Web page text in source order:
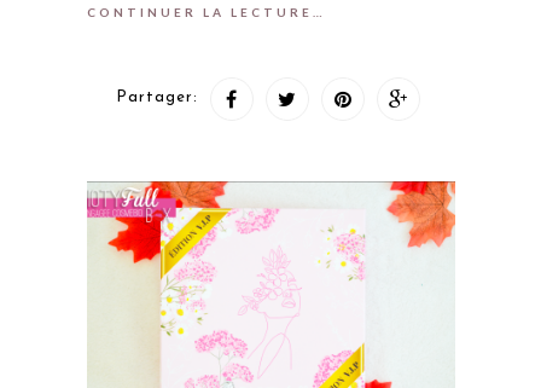
CONTINUER LA LECTURE…
Partager: